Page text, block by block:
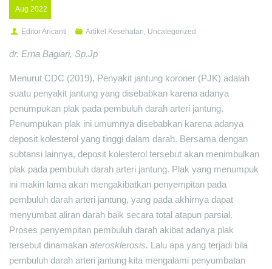
Aug 2022
Editor Aricanti Artikel Kesehatan, Uncategorized
dr. Erna Bagiari, Sp.Jp
Menurut CDC (2019), Penyakit jantung koroner (PJK) adalah
suatu penyakit jantung yang disebabkan karena adanya
penumpukan plak pada pembuluh darah arteri jantung.
Penumpukan plak ini umumnya disebabkan karena adanya
deposit kolesterol yang tinggi dalam darah. Bersama dengan
subtansi lainnya, deposit kolesterol tersebut akan menimbulkan
plak pada pembuluh darah arteri jantung. Plak yang menumpuk
ini makin lama akan mengakibatkan penyempitan pada
pembuluh darah arteri jantung, yang pada akhirnya dapat
menyumbat aliran darah baik secara total atapun parsial.
Proses penyempitan pembuluh darah akibat adanya plak
tersebut dinamakan aterosklerosis. Lalu apa yang terjadi bila
pembuluh darah arteri jantung kita mengalami penyumbatan